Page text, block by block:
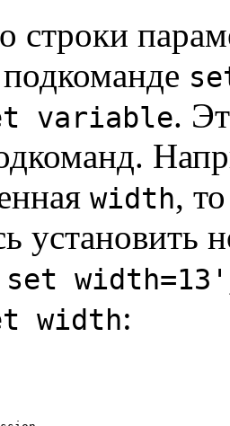
строки
variable.
width,
установить
width=13'
width: